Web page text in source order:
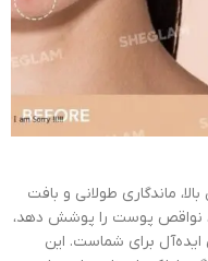
ماندگاری طولانی و بافت
نواقص پوست را پوشش دهد،